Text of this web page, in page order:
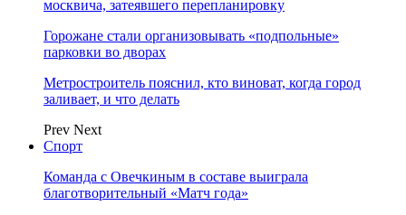
москвича, затеявшего перепланировку
Горожане стали организовывать «подпольные»
парковки во дворах
Метростроитель пояснил, кто виноват, когда город
заливает, и что делать
Prev Next
Спорт
Команда с Овечкиным в составе выиграла
благотворительный «Матч года»